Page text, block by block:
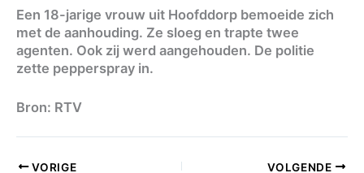
Een 18-jarige vrouw uit Hoofddorp bemoeide zich
met de aanhouding. Ze sloeg en trapte twee
agenten. Ook zij werd aangehouden. De politie
zette pepperspray in.
Bron: RTV
VORIGE VOLGENDE